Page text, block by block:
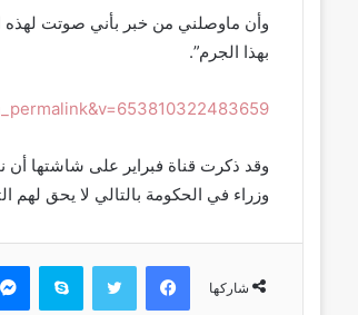
وأن ماوصلني من خبر بأني صوتت لهذه
بهذا الجرم”.
وقد ذكرت قناة فبراير على شاشتها أن
وزراء في الحكومة بالتالي لا يحق لهم
شاركها
فيسبوك تويتر سكايب